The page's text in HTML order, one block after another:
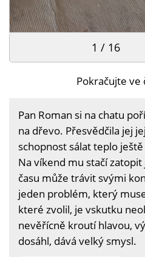
1 / 16
Pokračujte ve
Pan Roman si na chatu
na dřevo. Přesvědčila jej
schopnost sálat teplo
Na víkend mu stačí
času může trávit svými
jeden problém, který
které zvolil, je vskutku
nevěřícně kroutí hlavou,
dosáhl, dává velký smysl.